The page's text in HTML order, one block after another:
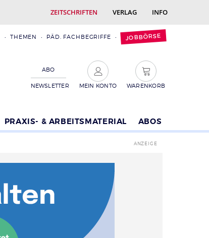
ZEITSCHRIFTEN VERLAG INFO
THEMEN PÄD. FACHBEGRIFFE JOBBÖRSE
ABO
NEWSLETTER MEIN KONTO WARENKORB
PRAXIS- & ARBEITSMATERIAL ABOS